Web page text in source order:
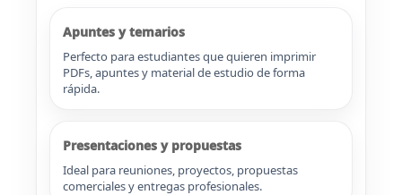
Apuntes y temarios
Perfecto para estudiantes que quieren imprimir
PDFs, apuntes y material de estudio de forma
rápida.
Presentaciones y propuestas
Ideal para reuniones, proyectos, propuestas
comerciales y entregas profesionales.